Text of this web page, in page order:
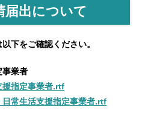
届出について
下をご確認ください。
業者
援指定事業者.rtf
常生活支援指定事業者.rtf